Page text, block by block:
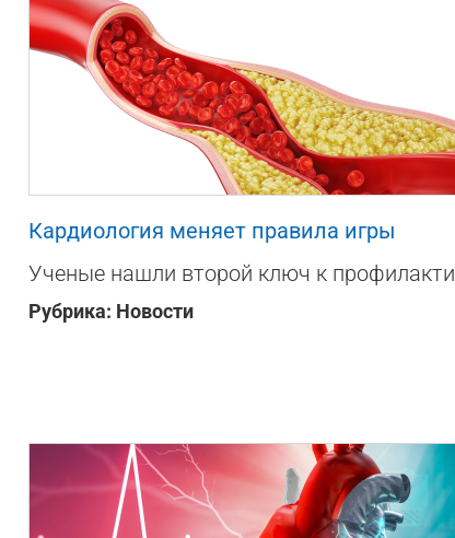
1
Кардиология меняет правила игры
Ученые нашли второй ключ к
Рубрика: Новости